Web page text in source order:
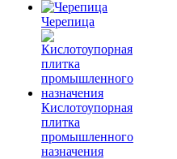
Черепица
Кислотоупорная
плитка
промышленного
назначения